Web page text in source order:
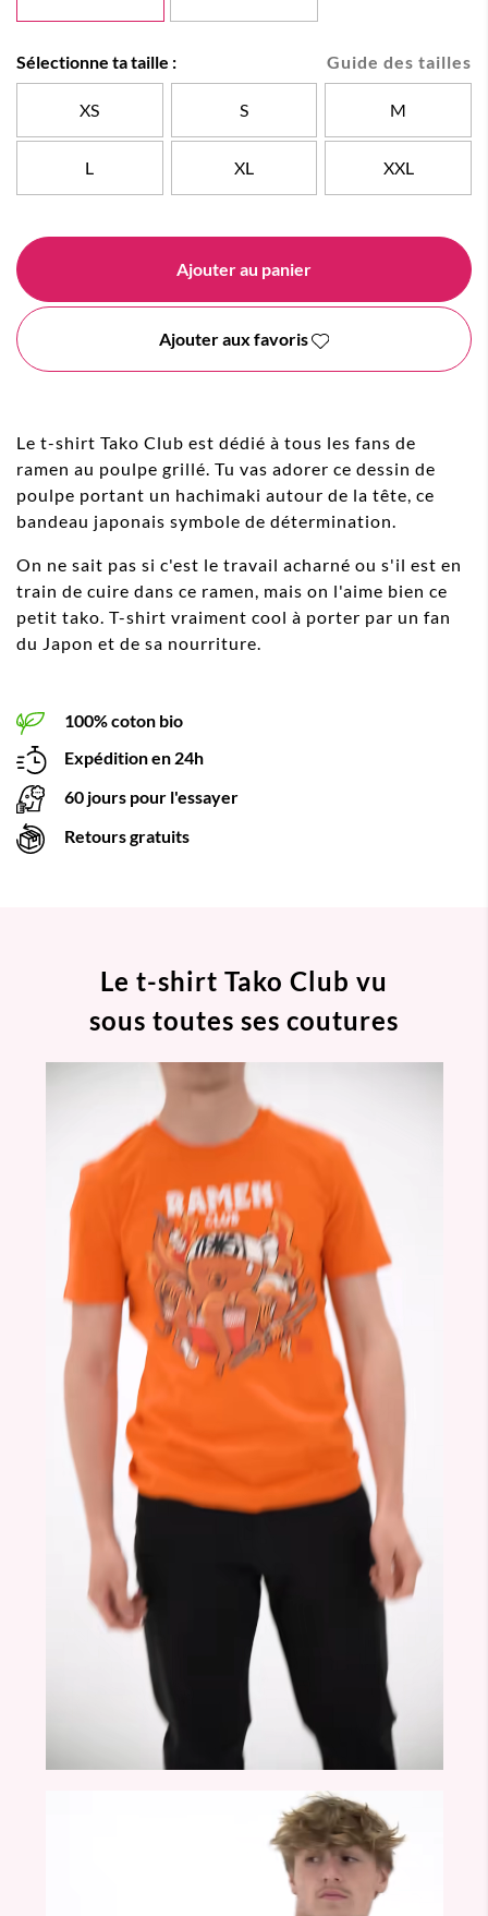
Guide des tailles
Sélectionne ta taille :
XS S M
L XL XXL
Ajouter au panier
Ajouter aux favoris
Le t-shirt Tako Club est dédié à tous les fans de
ramen au poulpe grillé. Tu vas adorer ce dessin de
poulpe portant un hachimaki autour de la tête, ce
bandeau japonais symbole de détermination.
On ne sait pas si c'est le travail acharné ou s'il est en
train de cuire dans ce ramen, mais on l'aime bien ce
petit tako. T-shirt vraiment cool à porter par un fan
du Japon et de sa nourriture.
100% coton bio
Expédition en 24h
60 jours pour l'essayer
Retours gratuits
Le t-shirt Tako Club vu
sous toutes ses coutures